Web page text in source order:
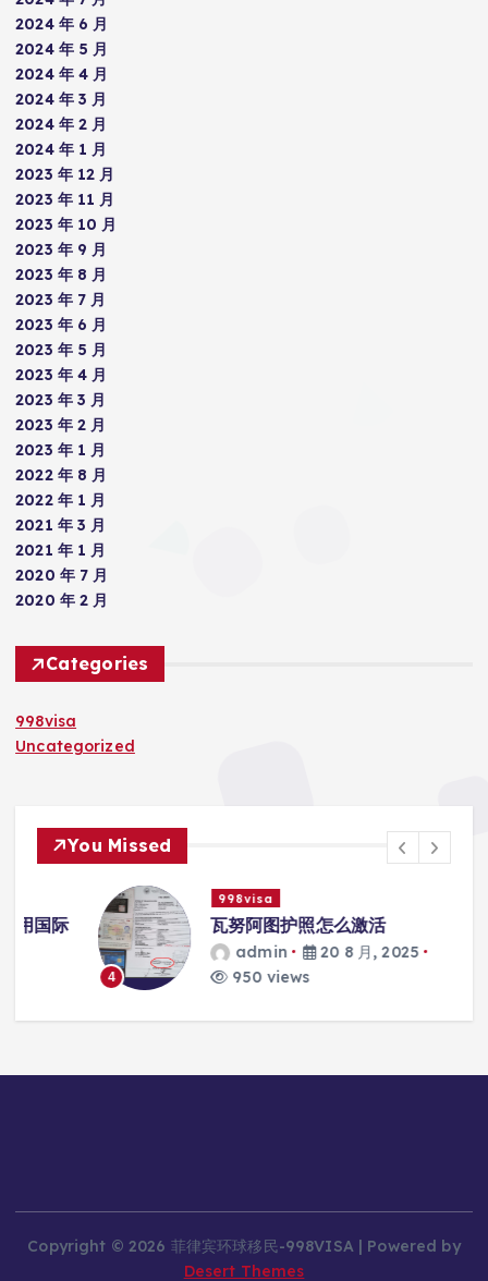
2024 年 6 月
2024 年 5 月
2024 年 4 月
2024 年 3 月
2024 年 2 月
2024 年 1 月
2023 年 12 月
2023 年 11 月
2023 年 10 月
2023 年 9 月
2023 年 8 月
2023 年 7 月
2023 年 6 月
2023 年 5 月
2023 年 4 月
2023 年 3 月
2023 年 2 月
2023 年 1 月
2022 年 8 月
2022 年 1 月
2021 年 3 月
2021 年 1 月
2020 年 7 月
2020 年 2 月
Categories
998visa
Uncategorized
You Missed
998visa
瓦努阿图护照怎么激活
admin
20 8 月, 2025
950 views
Copyright © 2026 菲律宾环球移民-998VISA | Powered by
Desert Themes